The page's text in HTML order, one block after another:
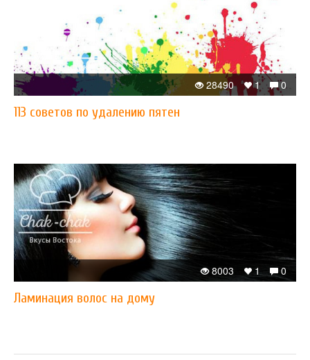
0
1
28490
113 советов по удалению пятен
0
1
8003
Ламинация волос на дому